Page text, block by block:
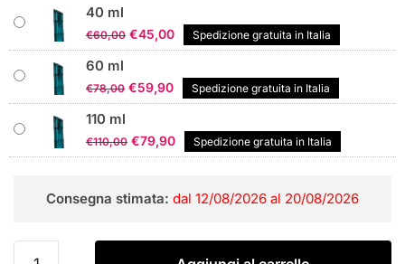
40 ml
€60,00 Il
prezzo
era:
€45,00Il
prezzo
Spedizione gratuita in Italia
60 ml
€78,00 Il
prezzo
era:
€59,90Il
prezzo
è:
Spedizione gratuita in Italia
110 ml
€110,00 Il
prezzo
era:
€79,90Il
prezzo
è:
Spedizione gratuita in Italia
Consegna stimata: dal 12/08/2026 al 20/08/2026